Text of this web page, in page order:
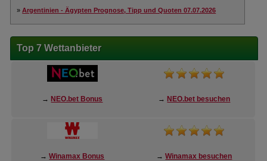
»Argentinien - Ägypten Prognose, Tipp und Quoten 07.07.2026
Top 7 Wettanbieter
→ NEO.bet Bonus → NEO.bet besuchen
→Winamax Bonus →Winamax besuchen